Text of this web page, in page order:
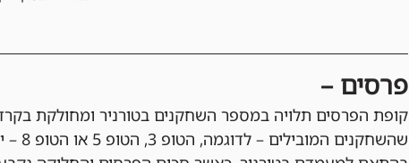
פרסים –
קופת הפרסים תלויה במספר השחקנים בטורניר ומחולקת
שהשחקנים המובילים – לדוגמה, הטופ 3, הטופ 5 או הטופ 8 – יקבלו קרדיט חנות ל